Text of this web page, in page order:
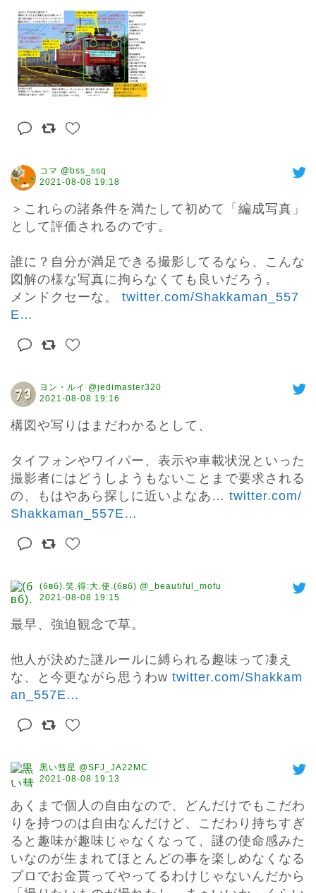
コマ @bss_ssq
2021-08-08 19:18
＞これらの諸条件を満たして初めて「編成写真」
として評価されるのです。
誰に？自分が満足できる撮影してるなら、こんな
図解の様な写真に拘らなくても良いだろう。
メンドクセーな。 twitter.com/Shakkaman_557
E …
ヨン・ルイ @jedimaster320
2021-08-08 19:16
構図や写りはまだわかるとして、
タイフォンやワイパー、表示や車載状況といった
撮影者にはどうしようもないことまで要求される
の、もはやあら探しに近いよなあ… twitter.com/
Shakkaman_557E …
(бвб).笑.得:大.使.(бвб) @_beautiful_mofu
2021-08-08 19:15
最早、強迫観念で草。
他人が決めた謎ルールに縛られる趣味って凄え
な、と今更ながら思うわw twitter.com/Shakkam
an_557E …
黒い彗星 @SFJ_JA22MC
2021-08-08 19:13
あくまで個人の自由なので、どんだけでもこだわ
りを持つのは自由なんだけど、こだわり持ちすぎ
ると趣味が趣味じゃなくなって、謎の使命感みた
いなのが生まれてほとんどの事を楽しめなくなる
プロでお金貰ってやってるわけじゃないんだから